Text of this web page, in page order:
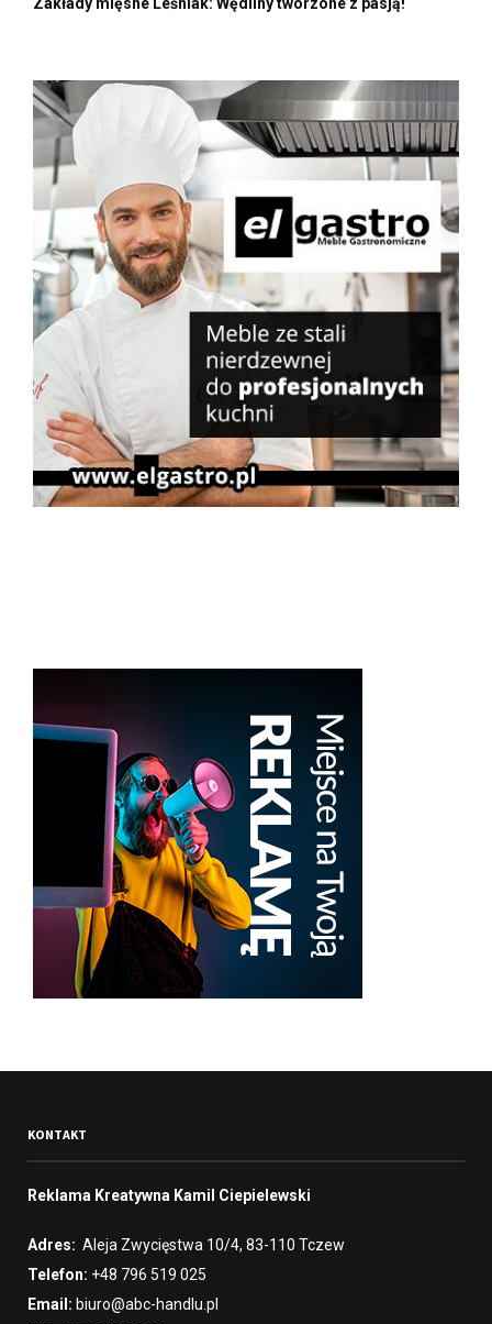
Zakłady mięsne Leśniak: Wędliny tworzone z pasją!
KONTAKT
Reklama Kreatywna Kamil Ciepielewski
Adres: Aleja Zwycięstwa 10/4, 83-110 Tczew
Telefon: +48 796 519 025
Email: biuro@abc-handlu.pl